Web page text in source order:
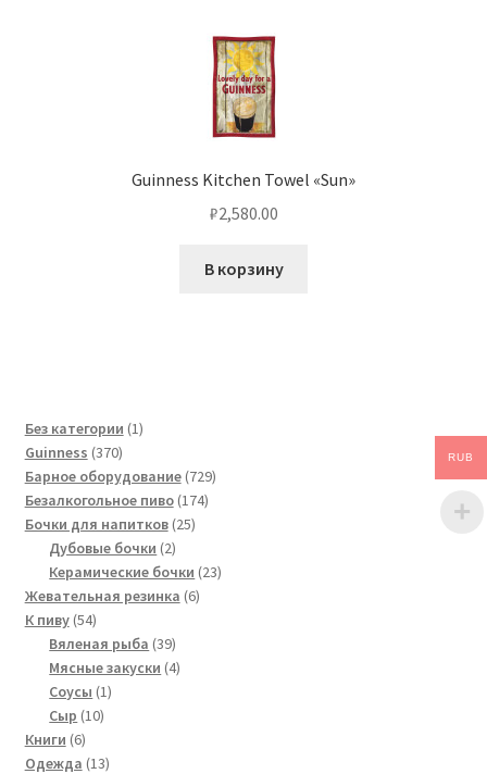
Guinness Kitchen Towel «Sun»
₽2,580.00
В корзину
Без категории 11
Guinness 370370
товаров
Барное оборудование 729729
Безалкогольное пиво 174174
Бочки для напитков 2525
Дубовые бочки 22
товара
Керамические бочки 2323
Жевательная резинка 66
К пиву 5454
товара
Вяленая рыба 3939
товаров
Мясные закуски 44
Соусы 11
Сыр 1010
Книги 66
товаров
Одежда 1313
RUB